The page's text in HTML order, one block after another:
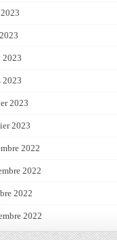
2023
2023
2023
2023
2022
2022
2022
2022